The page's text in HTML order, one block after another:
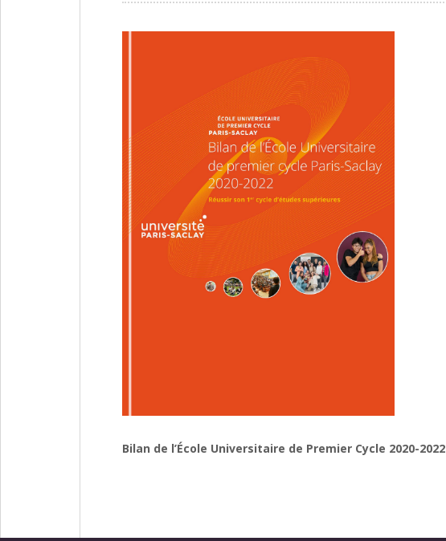
Bilan de l’École Universitaire de Premier Cycle 2020-2022